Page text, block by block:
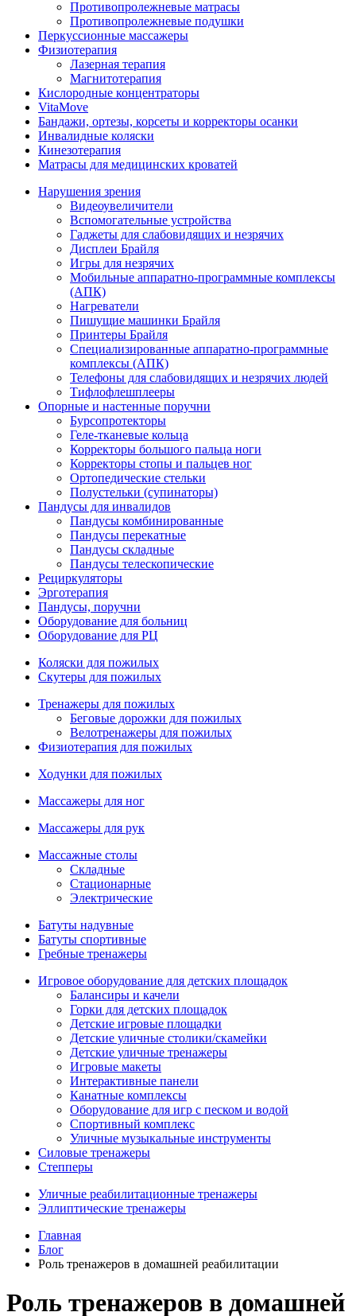
Противопролежневые матрасы
Противопролежневые подушки
Перкуссионные массажеры
Физиотерапия
Лазерная терапия
Магнитотерапия
Кислородные концентраторы
VitaMove
Бандажи, ортезы, корсеты и корректоры осанки
Инвалидные коляски
Кинезотерапия
Матрасы для медицинских кроватей
Нарушения зрения
Видеоувеличители
Вспомогательные устройства
Гаджеты для слабовидящих и незрячих
Дисплеи Брайля
Игры для незрячих
Мобильные аппаратно-программные комплексы
(АПК)
Нагреватели
Пишущие машинки Брайля
Принтеры Брайля
Специализированные аппаратно-программные
комплексы (АПК)
Телефоны для слабовидящих и незрячих людей
Тифлофлешплееры
Опорные и настенные поручни
Бурсопротекторы
Геле-тканевые кольца
Корректоры большого пальца ноги
Корректоры стопы и пальцев ног
Ортопедические стельки
Полустельки (супинаторы)
Пандусы для инвалидов
Пандусы комбинированные
Пандусы перекатные
Пандусы складные
Пандусы телескопические
Рециркуляторы
Эрготерапия
Пандусы, поручни
Оборудование для больниц
Оборудование для РЦ
Коляски для пожилых
Скутеры для пожилых
Тренажеры для пожилых
Беговые дорожки для пожилых
Велотренажеры для пожилых
Физиотерапия для пожилых
Ходунки для пожилых
Массажеры для ног
Массажеры для рук
Массажные столы
Складные
Стационарные
Электрические
Батуты надувные
Батуты спортивные
Гребные тренажеры
Игровое оборудование для детских площадок
Балансиры и качели
Горки для детских площадок
Детские игровые площадки
Детские уличные столики/скамейки
Детские уличные тренажеры
Игровые макеты
Интерактивные панели
Канатные комплексы
Оборудование для игр с песком и водой
Спортивный комплекс
Уличные музыкальные инструменты
Силовые тренажеры
Степперы
Уличные реабилитационные тренажеры
Эллиптические тренажеры
Главная
Блог
Роль тренажеров в домашней реабилитации
Роль тренажеров в домашней